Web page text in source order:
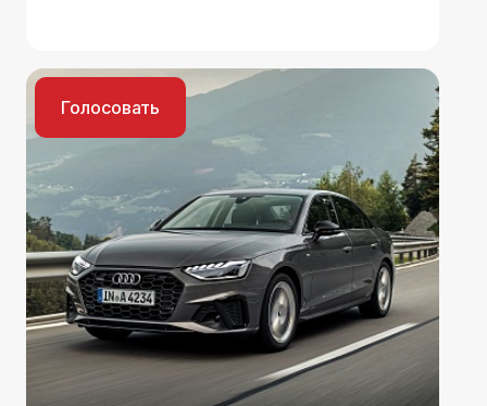
Голосовать